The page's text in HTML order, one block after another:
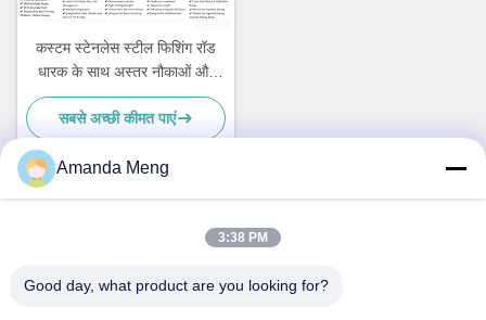
कस्टम स्टेनलेस स्टील फिशिंग रॉड
धारक के साथ अस्तर नौकाओं और
जहाजों के लिए नई नौका सामान
सबसे अच्छी कीमत पाएं
पता
Amanda Meng
3:38 PM
Good day, what product are you looking for?